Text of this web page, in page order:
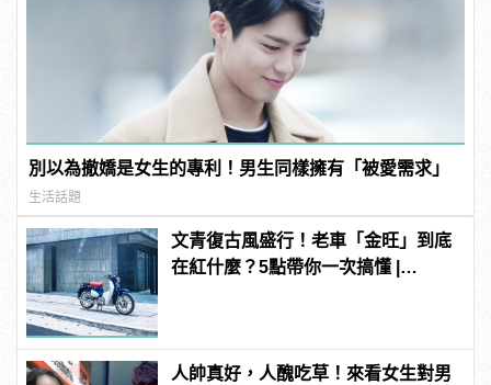
別以為撤嬌是女生的專利！男生同樣擁有「被愛需求」
生活話題
文青復古風盛行！老車「金旺」到底
在紅什麼？5點帶你一次搞懂 |
人帥真好，人醜吃草！來看女生對男